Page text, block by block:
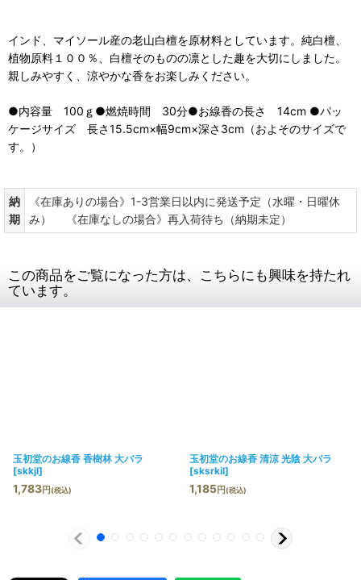
インド、マイソール産の老山白檀を原材料としています。純白檀、
植物原料１００％、白檀そのものの凛とした趣を大切にしました。
親しみやすく、涼やかな香をお楽しみください。
●内容量 100ｇ●燃焼時間 30分●お線香の長さ 14cm ●パッ
ケージサイズ 長さ15.5cm×幅9cm×深さ3cm（およそのサイズで
す。）
納
期
《在庫ありの場合》1-3営業日以内に発送予定（水曜・日曜休
み） 《在庫なしの場合》再入荷待ち（納期未定）
この商品をご覧になった方は、こちらにも興味を持たれ
ています。
玉初堂のお線香 香樹林 大バラ
[skkjl]
1,783円 (税込)
玉初堂のお線香 清涼 光陰 大バラ
[sksrkil]
1,185円 (税込)